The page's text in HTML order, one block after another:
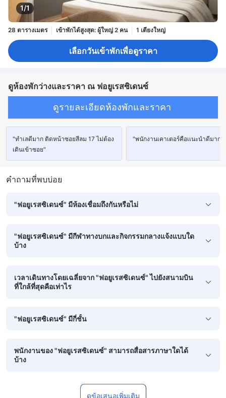
1/1
28 ตารางเมตร เข้าพักได้สูงสุด: ผู้ใหญ่ 2 คน 1 เตียงใหญ่
เลือกวันเข้าพักเพื่อดูราคา
ดูห้องพักว่างและราคา ณ ฟอยูเรสซิเดนซ์
ดูรายละเอียดห้องพักและราคา
"ทำเลดีมาก ติดหน้าซอยสีลม 17 ไม่ต้อง
เดินเข้าซอย"
"พนักงานเคาเตอร์คือเเนะนำดีมาก"
คำถามที่พบบ่อย
"ฟอยูเรสซิเดนซ์" มีห้องเชื่อมถึงกันหรือไม่
"ฟอยูเรสซิเดนซ์" มีกีฬาทางบกและกิจกรรมกลางแจ้งแบบใด
บ้าง
เวลาเดินทางโดยเฉลี่ยจาก "ฟอยูเรสซิเดนซ์" ไปยังสนามบิน
ที่ใกล้ที่สุดคือเท่าไร
"ฟอยูเรสซิเดนซ์" มีกี่ชั้น
พนักงานของ "ฟอยูเรสซิเดนซ์" สามารถสื่อสารภาษาใดได้
บ้าง
ดูข้อเสนอเพิ่มเติม